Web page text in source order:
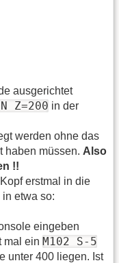
ausgerichtet
Z=200 in der
werden ohne das
haben müssen. Also
!!
erstmal in die
in etwa so:
eingeben
mal ein M102 S-5
unter 400 liegen. Ist